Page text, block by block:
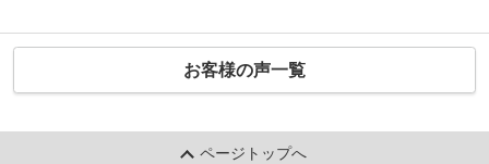
お客様の声一覧
ページトップへ